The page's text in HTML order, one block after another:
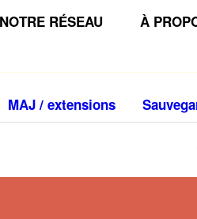
NOTRE RÉSEAU À
MAJ / extensions